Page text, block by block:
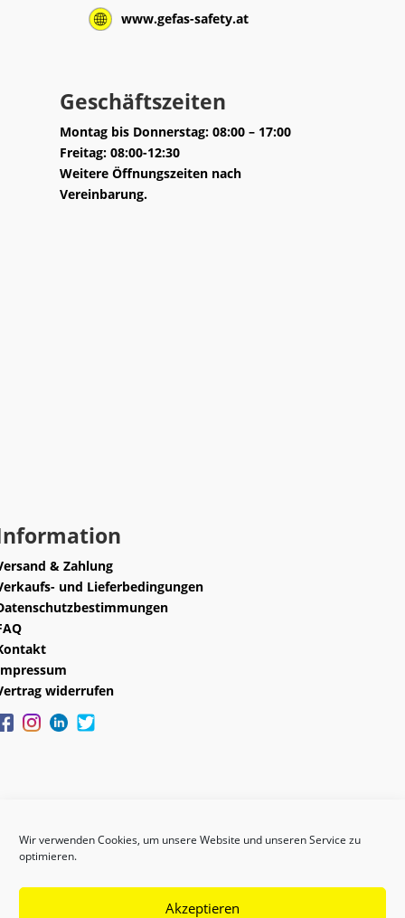
Wir verwenden Cookies, um unsere Website und unseren Service zu
optimieren.
Akzeptieren
www.gefas-safety.at
Geschäftszeiten
Montag bis Donnerstag: 08:00 – 17:00
Freitag: 08:00-12:30
Weitere Öffnungszeiten nach
Vereinbarung.
& Zahlung
und Lieferbedingungen
widerrufen